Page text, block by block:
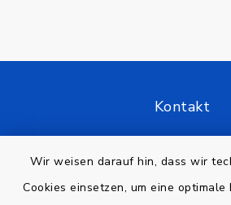
Wir weisen darauf hin, dass wir
Cookies einsetzen, um eine
Kontakt
Datenschutz